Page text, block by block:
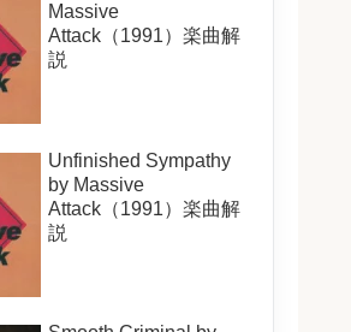
Massive
Attack（1991）楽曲解
説
Unfinished Sympathy
by Massive
Attack（1991）楽曲解
説